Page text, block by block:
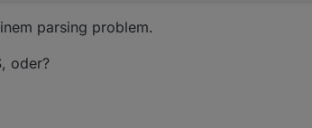
parsing problem.
oder?